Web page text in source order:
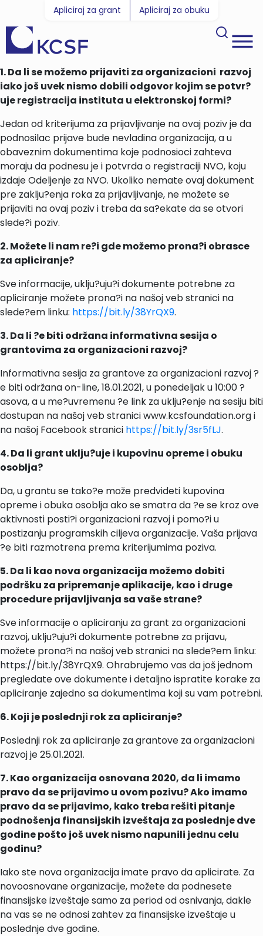
Apliciraj za grant Apliciraj za obuku
1. Da li se možemo prijaviti za organizacioni razvoj
iako još uvek nismo dobili odgovor kojim se potvr?
uje registracija instituta u elektronskoj formi?
Jedan od kriterijuma za prijavljivanje na ovaj poziv je da
podnosilac prijave bude nevladina organizacija, a u
obaveznim dokumentima koje podnosioci zahteva
moraju da podnesu je i potvrda o registraciji NVO, koju
izdaje Odeljenje za NVO. Ukoliko nemate ovaj dokument
pre zaklju?enja roka za prijavljivanje, ne možete se
prijaviti na ovaj poziv i treba da sa?ekate da se otvori
slede?i poziv.
2. Možete li nam re?i gde možemo prona?i obrasce
za apliciranje?
Sve informacije, uklju?uju?i dokumente potrebne za
apliciranje možete prona?i na našoj veb stranici na
slede?em linku: https://bit.ly/38YrQX9.
3. Da li ?e biti održana informativna sesija o
grantovima za organizacioni razvoj?
Informativna sesija za grantove za organizacioni razvoj ?
e biti održana on-line, 18.01.2021, u ponedeljak u 10:00 ?
asova, a u me?uvremenu ?e link za uklju?enje na sesiju biti
dostupan na našoj veb stranici www.kcsfoundation.org i
na našoj Facebook stranici https://bit.ly/3sr5fLJ.
4. Da li grant uklju?uje i kupovinu opreme i obuku
osoblja?
Da, u grantu se tako?e može predvideti kupovina
opreme i obuka osoblja ako se smatra da ?e se kroz ove
aktivnosti posti?i organizacioni razvoj i pomo?i u
postizanju programskih ciljeva organizacije. Vaša prijava
?e biti razmotrena prema kriterijumima poziva.
5. Da li kao nova organizacija možemo dobiti
podršku za pripremanje aplikacije, kao i druge
procedure prijavljivanja sa vaše strane?
Sve informacije o apliciranju za grant za organizacioni
razvoj, uklju?uju?i dokumente potrebne za prijavu,
možete prona?i na našoj veb stranici na slede?em linku:
https://bit.ly/38YrQX9. Ohrabrujemo vas da još jednom
pregledate ove dokumente i detaljno ispratite korake za
apliciranje zajedno sa dokumentima koji su vam potrebni.
6. Koji je poslednji rok za apliciranje?
Poslednji rok za apliciranje za grantove za organizacioni
razvoj je 25.01.2021.
7. Kao organizacija osnovana 2020, da li imamo
pravo da se prijavimo u ovom pozivu? Ako imamo
pravo da se prijavimo, kako treba rešiti pitanje
podnošenja finansijskih izveštaja za poslednje dve
godine pošto još uvek nismo napunili jednu celu
godinu?
Iako ste nova organizacija imate pravo da aplicirate. Za
novoosnovane organizacije, možete da podnesete
finansijske izveštaje samo za period od osnivanja, dakle
na vas se ne odnosi zahtev za finansijske izveštaje u
poslednje dve godine.